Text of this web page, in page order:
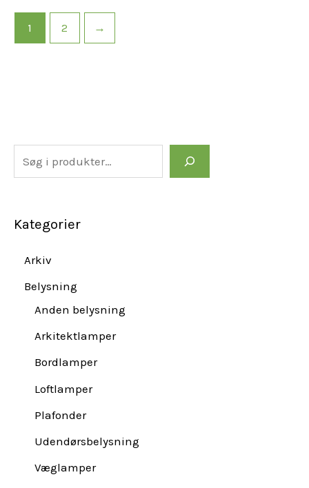
Kategorier
Arkiv
Belysning
Anden belysning
Arkitektlamper
Bordlamper
Loftlamper
Plafonder
Udendørsbelysning
Væglamper
1 2 →